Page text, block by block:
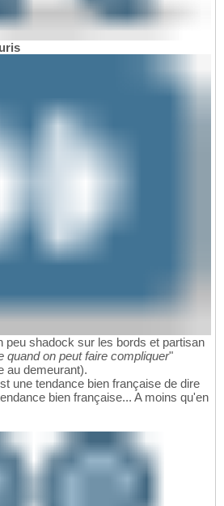
peu shadock sur les bords et partisan
quand on peut faire compliquer"
au demeurant).
une tendance bien française de dire
bien française... A moins qu'en